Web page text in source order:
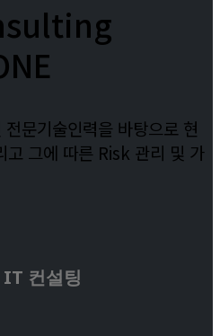
전문기술인력을 바탕으로 현
고 그에 따른 Risk 관리 및 가
컨설팅